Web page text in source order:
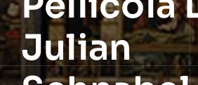
Julian